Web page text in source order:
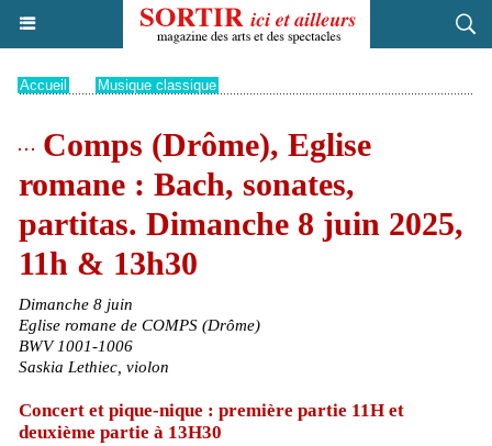
Accueil Musique classique
Comps (Drôme), Eglise
romane : Bach, sonates,
partitas. Dimanche 8 juin 2025,
11h & 13h30
Dimanche 8 juin
Eglise romane de COMPS (Drôme)
BWV 1001-1006
Saskia Lethiec, violon
Concert et pique-nique : première partie 11H et
deuxième partie à 13H30